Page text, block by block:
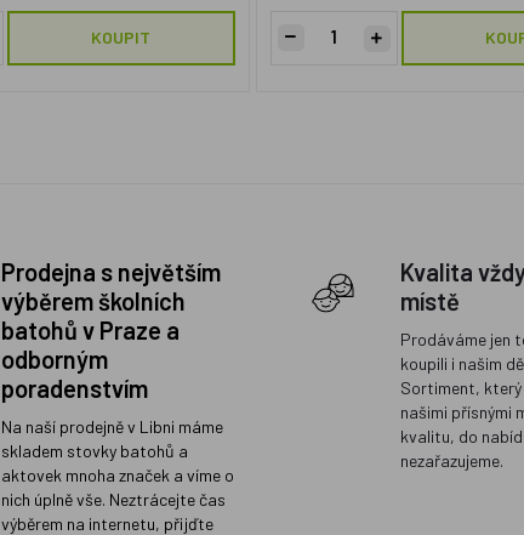
KOUPIT
Prodejna s největším
výběrem školních
batohů v Praze a
odborným
poradenstvím
Na naší prodejně v Libni máme
skladem stovky batohů a
aktovek mnoha značek a víme o
nich úplně vše. Neztrácejte čas
výběrem na internetu, přijďte
Kvalita
místě
Prodáváme jen
koupili i našim
Sortiment, který
našimi přísnými
kvalitu, do
nezařazujeme.